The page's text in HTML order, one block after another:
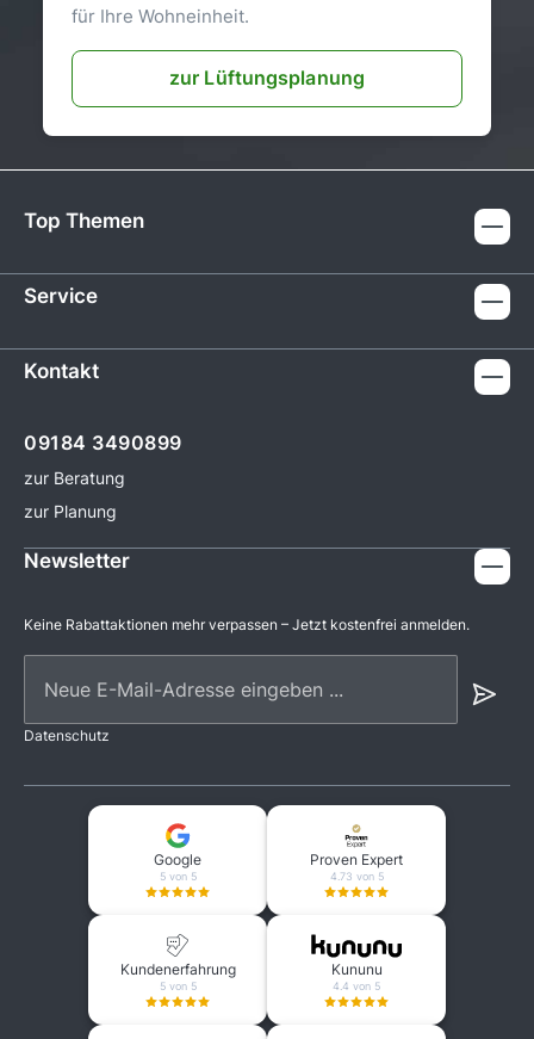
für Ihre Wohneinheit.
zur Lüftungsplanung
Top Themen
Service
Kontakt
09184 3490899
zur Beratung
zur Planung
Newsletter
Keine Rabattaktionen mehr verpassen – Jetzt kostenfrei anmelden.
Datenschutz
Google
5 von 5
Proven Expert
4.73 von 5
Kundenerfahrung
5 von 5
Kununu
4.4 von 5